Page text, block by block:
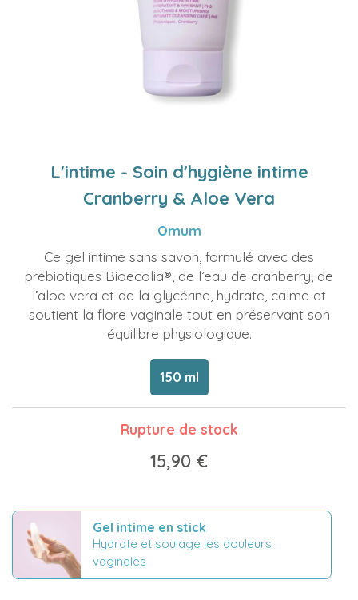
L'intime - Soin d'hygiène intime
Cranberry & Aloe Vera
Omum
Ce gel intime sans savon, formulé avec des
prébiotiques Bioecolia®, de l’eau de cranberry, de
l’aloe vera et de la glycérine, hydrate, calme et
soutient la flore vaginale tout en préservant son
équilibre physiologique.
150 ml
Rupture de stock
15,90 €
Gel intime en stick
Hydrate et soulage les douleurs
vaginales